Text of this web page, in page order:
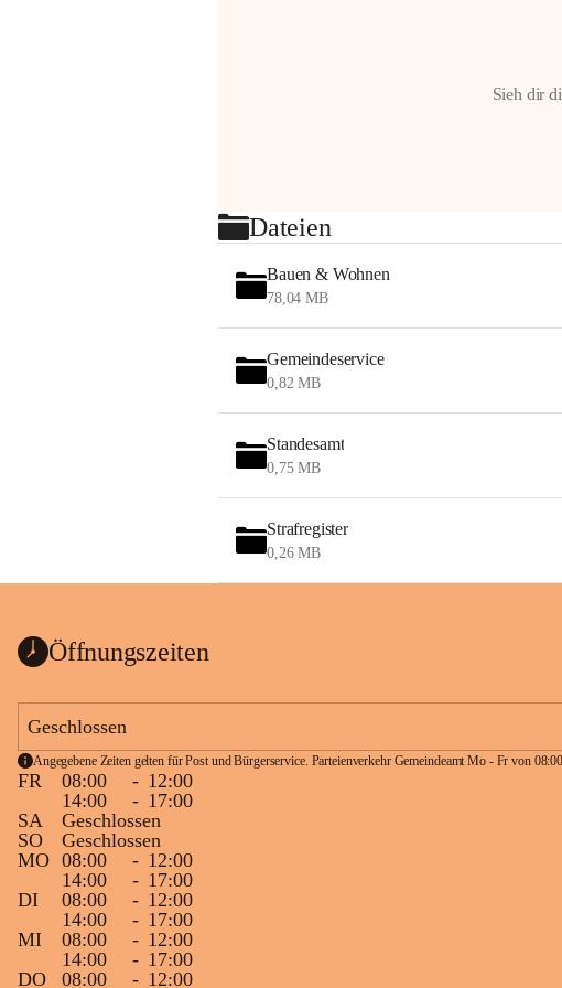
Sieh dir
Dateien
Bauen & Wohnen
78,04 MB
Gemeindeservice
0,82 MB
Standesamt
0,75 MB
Strafregister
0,26 MB
Öffnungszeiten
Geschlossen
Angegebene Zeiten gelten für Post und Bürgerservice. Parteienverkehr Gemeindeamt Mo - Fr von
FR 08:00 - 12:00
14:00
- 17:00
SA
Geschlossen
SO
Geschlossen
MO 08:00 - 12:00
14:00
- 17:00
DI
08:00 - 12:00
14:00
- 17:00
MI
08:00 - 12:00
14:00
- 17:00
DO
08:00 - 12:00